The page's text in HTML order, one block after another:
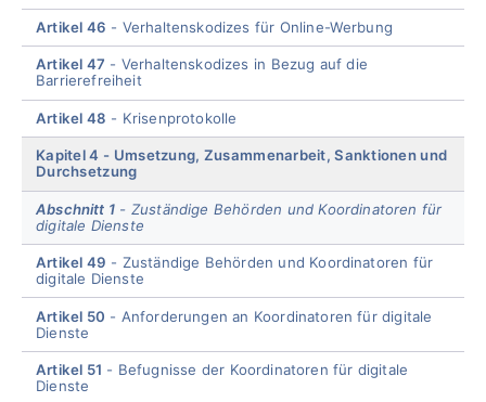
Artikel 46 Verhaltenskodizes für Online-Werbung
Artikel 47
Verhaltenskodizes in Bezug auf die
Barrierefreiheit
Artikel 48 Krisenprotokolle
Kapitel 4
Umsetzung, Zusammenarbeit, Sanktionen und
Durchsetzung
Abschnitt 1
Zuständige Behörden und Koordinatoren für
digitale Dienste
Artikel 49
Zuständige Behörden und Koordinatoren für
digitale Dienste
Artikel 50
Anforderungen an Koordinatoren für digitale
Dienste
Artikel 51
Befugnisse der Koordinatoren für digitale
Dienste